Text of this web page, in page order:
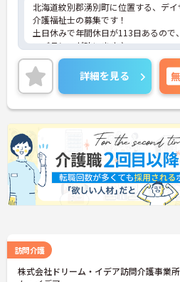
北海道紋別郡湧別町に位置する、デ
介護福祉士の募集です！
土日休みで年間休日が113日あるので
フバランスが叶います♪
また、残業は月5時間程なので家庭と
ます◎
ご興味のある方には、面接対策ポイ
に詳細をお話しいたしますのでお気
さい！
詳細を見る
訪問介護
株式会社ドリーム・イデア訪問介護事業